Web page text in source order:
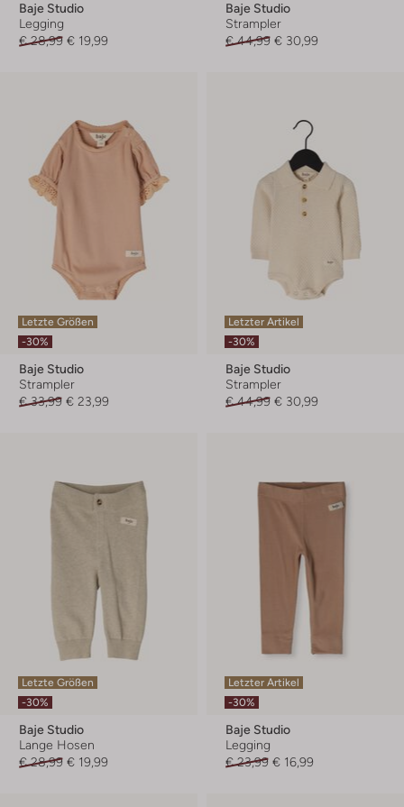
Baje Studio
Legging
€ 28,99 € 19,99
Baje Studio
Strampler
€ 44,99 € 30,99
Letzte Größen
-30%
Baje Studio
Strampler
€ 33,99 € 23,99
Letzter Artikel
-30%
Baje Studio
Strampler
€ 44,99 € 30,99
Letzte Größen
-30%
Baje Studio
Lange Hosen
€ 28,99 € 19,99
Letzter Artikel
-30%
Baje Studio
Legging
€ 23,99 € 16,99